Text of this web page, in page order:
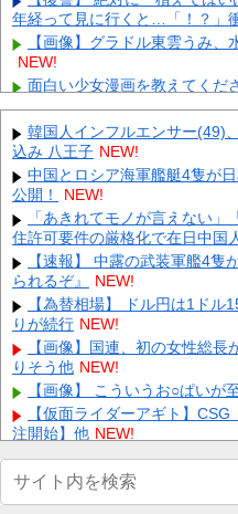
年経って見に行くと…「！？」
【画像】グラドル東雲うみ
NEW!
面白い少女漫画を教えてくだ
【にじさんじ】レヴィちゃん
ゲスト8名も発表『歌うまバイ
【8/18(火... NEW!
『トモコレわくわく生活』は
ン』は946万本 他
ニートワイ(32)「ゲームやり
ません、5ch飽きました」←こい
同僚の美人に土下座して必
【悲報】 玉川徹さん、警官の
にならない罪なのに警察が死
ス... NEW!
【人工障がい者】 甥(28)「両
ってほしいんですけど！」なん
き... NEW!
【画像】 Netflix版『リボン
ｗｗｗ NEW!
Powered by livedoor 相互
韓国人インフルエンサー(49)
込み 八王子 NEW!
中国とロシア海軍艦艇4隻が
公開！
NEW!
「あきれてモノが言えない
住許可要件の厳格化で在日中国
【速報】 中露の武装軍艦4隻
られるぞ』
NEW!
【為替相場】 ドル円は1ドル
りが続行 NEW!
【画像】国連、初の女性総
りそう他 NEW!
【画像】 こういうお○ぱいが
【仮面ライダーアギト】
注開始】他 NEW!
【閲覧注意】 昔のドラマの
る！
NEW!
【動画】ロシアの空挺兵、パ